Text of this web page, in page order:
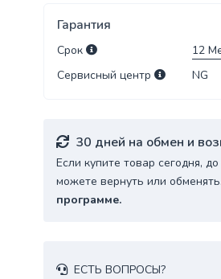
Гарантия
Срок 12
Сервисный центр
NG
30 дней на обмен и
Если купите товар сегодня,
можете вернуть или обменять.
программе.
ЕСТЬ ВОПРОСЫ?